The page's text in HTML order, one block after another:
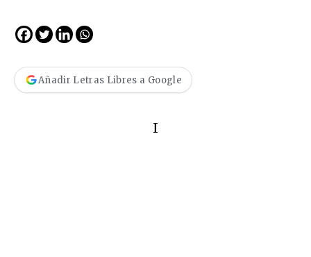
Añadir Letras Libres a Google
I